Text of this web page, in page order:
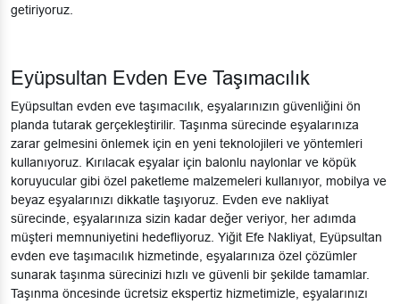
getiriyoruz.
Eyüpsultan Evden Eve Taşımacılık
Eyüpsultan evden eve taşımacılık, eşyalarınızın güvenliğini ön
planda tutarak gerçekleştirilir. Taşınma sürecinde eşyalarınıza
zarar gelmesini önlemek için en yeni teknolojileri ve yöntemleri
kullanıyoruz. Kırılacak eşyalar için balonlu naylonlar ve köpük
koruyucular gibi özel paketleme malzemeleri kullanıyor, mobilya ve
beyaz eşyalarınızı dikkatle taşıyoruz. Evden eve nakliyat
sürecinde, eşyalarınıza sizin kadar değer veriyor, her adımda
müşteri memnuniyetini hedefliyoruz. Yiğit Efe Nakliyat, Eyüpsultan
evden eve taşımacılık hizmetinde, eşyalarınıza özel çözümler
sunarak taşınma sürecinizi hızlı ve güvenli bir şekilde tamamlar.
Taşınma öncesinde ücretsiz ekspertiz hizmetimizle, eşyalarınızı